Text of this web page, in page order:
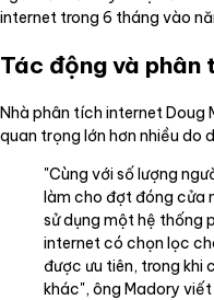
internet trong 6 tháng vào
Tác động và
Nhà phân tích internet Doug
quan trọng lớn hơn nhiều do
"Cùng với số lượng
làm cho đợt đóng cửa
sử dụng một hệ thống
internet có chọn lọc
được ưu tiên, trong khi
khác", ông Madory